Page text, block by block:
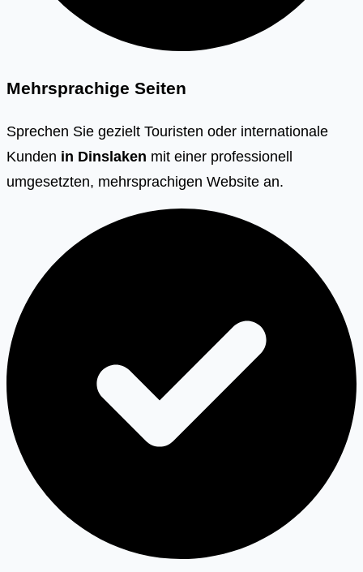
Mehrsprachige Seiten
Sprechen Sie gezielt Touristen oder internationale
Kunden in Dinslaken mit einer professionell
umgesetzten, mehrsprachigen Website an.